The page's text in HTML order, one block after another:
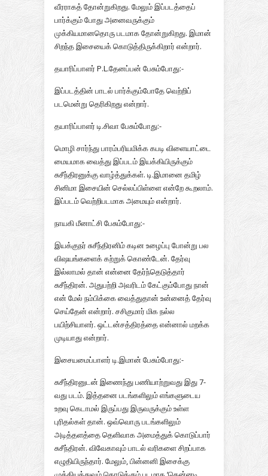
வீரராகத் தோன்றுகிறது. மேலும் இப்படத்தைப்
பார்க்கும் போது அனைவருக்கும்
முக்கியமானதொரு படமாக தோன்றுகிறது. இமான்
சிறந்த இசையைக் கொடுத்திருக்கிறார் என்றார்.
தயாரிப்பாளர் P.L.தேனப்பன் பேசும்போது:-
இப்படத்தின் பாடல் பார்க்கும்போதே வெற்றிப்
படமென்று தெரிகிறது என்றார்.
தயாரிப்பாளர் டி.சிவா பேசும்போது:-
மொழி சார்ந்து பாரம்பரியமிக்க கபடி விளையாட்டை
மையமாக வைத்து இப்படம் இயக்கியிருக்கும்
சுசீந்திரனுக்கு வாழ்த்துக்கள். டி.இமானை தமிழ்
சினிமா இசையின் செல்லப்பிள்ளை என்றே கூறலாம்.
இப்படம் வெற்றிபடமாக அமையும் என்றார்.
நாயகி மீனாட்சி பேசும்போது:-
இயக்குநர் சுசீந்திரனிம் கடின உழைப்பு போன்று பல
விஷயங்களைக் கற்றுக் கொண்டேன். தேர்வு
இல்லாமல் தான் என்னை தேர்ந்தெடுத்தார்
சுசீந்திரன். அதுபற்றி அவரிடம் கேட்கும்போது நான்
என் மேல் நம்பிக்கை வைத்துதான் உன்னைத் தேர்வு
செய்தேன் என்றார். சசிகுமார் மிக நல்ல
பயிற்சியாளர். ஒட்டன்சத்திரத்தை என்னால் மறக்க
முடியாது என்றார்.
இசையமைப்பாளர் டி.இமான் பேசும்போது:-
சுசீந்திரனுடன் இணைந்து பணியாற்றுவது இது 7-
வது படம். இத்தனை படங்களிலும் எங்களுடைய
உறவு கெடாமல் இருப்பது இருவருக்கும் உள்ள
புரிதல்கள் தான். ஒவ்வொரு படங்களிலும்
அடித்தளத்தை தெளிவாக அமைத்துக் கொடுப்பார்
சுசீந்திரன். விவேகாவும் பாடல் வரிகளை சிறப்பாக
எழுதியிருந்தார். மேலும், பின்னனி இசைக்கு